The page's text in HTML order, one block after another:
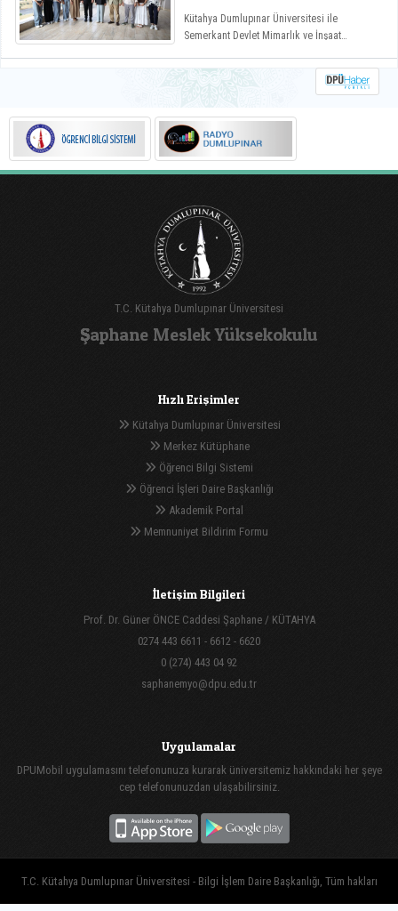
Kütahya Dumlupınar Üniversitesi ile
Semerkant Devlet Mimarlık ve İnşaat
geçirilen iş birliği kapsamında misafir
öğrenciler yaz okulunda ağırlanıyor.
T.C. Kütahya Dumlupınar Üniversitesi
Şaphane Meslek Yüksekokulu
Hızlı Erişimler
Kütahya Dumlupınar Üniversitesi
Merkez Kütüphane
Öğrenci Bilgi Sistemi
Öğrenci İşleri Daire Başkanlığı
Akademik Portal
Memnuniyet Bildirim Formu
İletişim Bilgileri
Prof. Dr. Güner ÖNCE Caddesi Şaphane / KÜTAHYA
0274 443 6611 - 6612 - 6620
0 (274) 443 04 92
saphanemyo@dpu.edu.tr
Uygulamalar
DPUMobil uygulamasını telefonunuza kurarak üniversitemiz hakkındaki her şeye
cep telefonunuzdan ulaşabilirsiniz.
T.C. Kütahya Dumlupınar Üniversitesi - Bilgi İşlem Daire Başkanlığı, Tüm hakları